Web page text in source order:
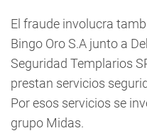
El fraude involucra
Bingo Oro S.A junto a
Seguridad Templarios
prestan servicios
Por esos servicios se
grupo Midas.